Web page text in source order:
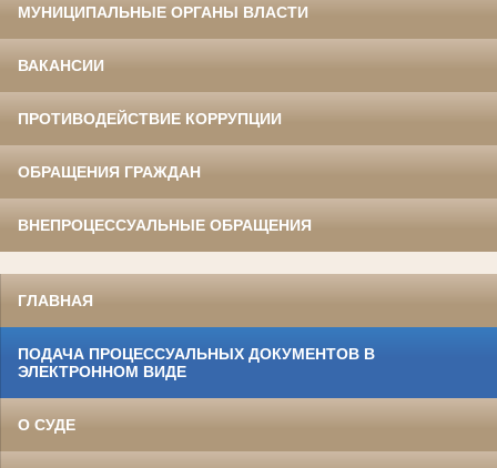
МУНИЦИПАЛЬНЫЕ ОРГАНЫ ВЛАСТИ
ВАКАНСИИ
ПРОТИВОДЕЙСТВИЕ КОРРУПЦИИ
ОБРАЩЕНИЯ ГРАЖДАН
ВНЕПРОЦЕССУАЛЬНЫЕ ОБРАЩЕНИЯ
ГЛАВНАЯ
ПОДАЧА ПРОЦЕССУАЛЬНЫХ ДОКУМЕНТОВ В
ЭЛЕКТРОННОМ ВИДЕ
О СУДЕ